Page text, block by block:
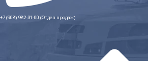
+7 (908) 982-31-00 (Отдел продаж)